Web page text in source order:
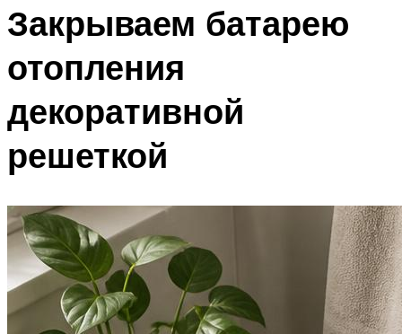
Закрываем батарею
отопления
декоративной
решеткой